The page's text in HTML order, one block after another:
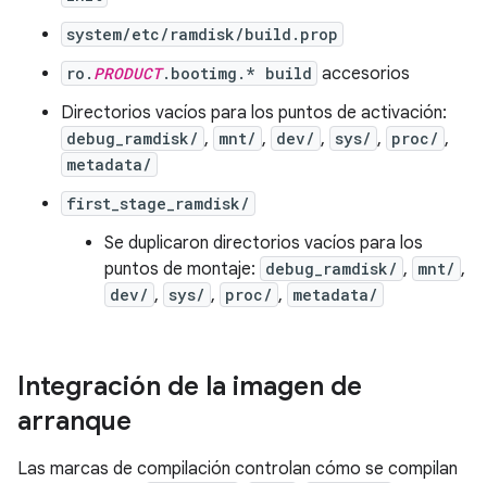
system/etc/ramdisk/build.prop
ro. PRODUCT.bootimg.* build accesorios
Directorios vacíos para los puntos de activación:
debug_ramdisk/ , mnt/ , dev/ , sys/ , proc/ ,
metadata/
first_stage_ramdisk/
Se duplicaron directorios vacíos para los
puntos de montaje: debug_ramdisk/ , mnt/ ,
dev/ , sys/ , proc/ , metadata/
Integración de la imagen de
arranque
Las marcas de compilación controlan cómo se compilan